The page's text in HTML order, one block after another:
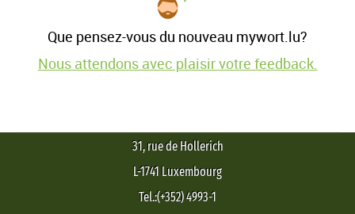
Que pensez-vous du nouveau mywort.lu?
Nous attendons avec plaisir votre feedback.
31, rue de Hollerich
L-1741 Luxembourg
Tel.:(+352) 4993-1